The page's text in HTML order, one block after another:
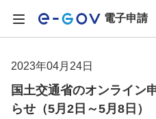
電子申請
2023年04月24日
国土交通省のオンライン
らせ（5月2日～5月8日）